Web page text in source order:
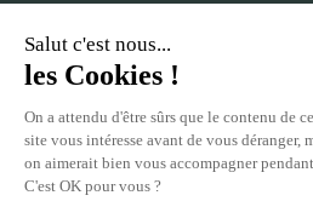
UFACS | CNAPS |INRS |CPF
ACPR-PRÉVENTION